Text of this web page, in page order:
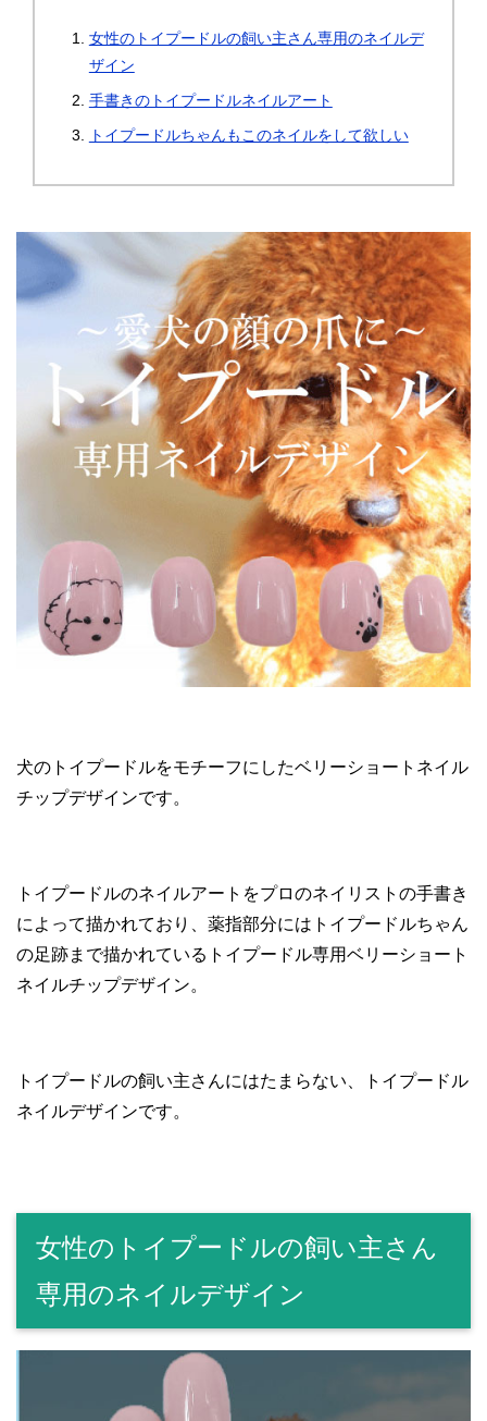
女性のトイプードルの飼い主さん専用のネイルデ
ザイン
手書きのトイプードルネイルアート
トイプードルちゃんもこのネイルをして欲しい
犬のトイプードルをモチーフにしたベリーショートネイル
チップデザインです。
トイプードルのネイルアートをプロのネイリストの手書き
によって描かれており、薬指部分にはトイプードルちゃん
の足跡まで描かれているトイプードル専用ベリーショート
ネイルチップデザイン。
トイプードルの飼い主さんにはたまらない、トイプードル
ネイルデザインです。
女性のトイプードルの飼い主さん
専用のネイルデザイン